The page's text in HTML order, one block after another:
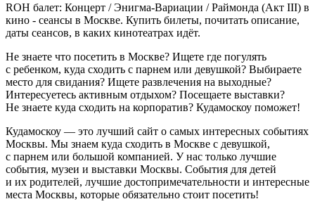
ROH балет: Концерт / Энигма-Вариации / Раймонда (Акт III) в
кино - сеансы в Москве. Купить билеты, почитать описание,
даты сеансов, в каких кинотеатрах идёт.
Не знаете что посетить в Москве? Ищете где погулять
с ребенком, куда сходить с парнем или девушкой? Выбираете
место для свидания? Ищете развлечения на выходные?
Интересуетесь активным отдыхом? Посещаете выставки?
Не знаете куда сходить на корпоратив? Кудамоскоу поможет!
Кудамоскоу — это лучший сайт о самых интересных событиях
Москвы. Мы знаем куда сходить в Москве с девушкой,
с парнем или большой компанией. У нас только лучшие
события, музеи и выставки Москвы. События для детей
и их родителей, лучшие достопримечательности и интересные
места Москвы, которые обязательно стоит посетить!